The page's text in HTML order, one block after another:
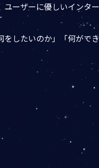
ーザーに優しいインター
をしたいのか」「何ができ